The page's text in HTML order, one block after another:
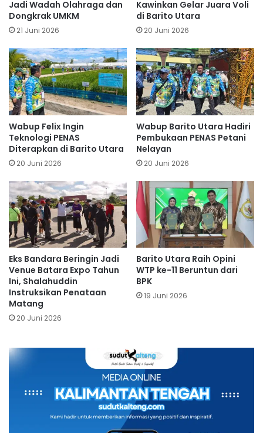
Jadi Wadah Olahraga dan
Dongkrak UMKM
21 Juni 2026
Kawinkan Gelar Juara Voli
di Barito Utara
20 Juni 2026
Wabup Felix Ingin
Teknologi PENAS
Diterapkan di Barito Utara
20 Juni 2026
Wabup Barito Utara Hadiri
Pembukaan PENAS Petani
Nelayan
20 Juni 2026
Eks Bandara Beringin Jadi
Venue Batara Expo Tahun
Ini, Shalahuddin
Instruksikan Penataan
Matang
20 Juni 2026
Barito Utara Raih Opini
WTP ke-11 Beruntun dari
BPK
19 Juni 2026